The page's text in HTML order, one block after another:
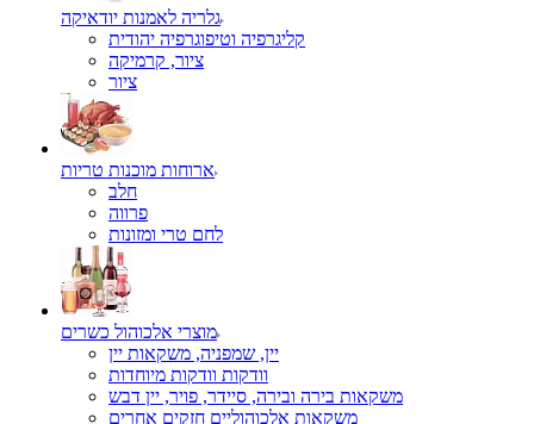
גלריה לאמנות יודאיקה
קליגרפיה וטיפוגרפיה יהודית
ציור, קרמיקה
ציור
ארוחות מוכנות טריות
חלב
פרווה
לחם טרי ומזונות
מוצרי אלכוהול כשרים
יין, שמפניה, משקאות יין
וודקות וודקות מיוחדות
משקאות בירה ובירה, סיידר, פויר, יין דבש
משקאות אלכוהוליים חזקים אחרים